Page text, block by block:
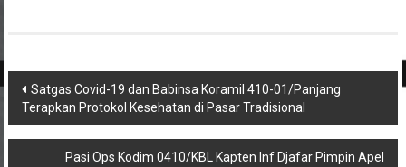
Navigasi
pos
Satgas Covid-19 dan Babinsa Koramil 410-01/Panjang
Terapkan Protokol Kesehatan di Pasar Tradisional
Pasi Ops Kodim 0410/KBL Kapten Inf Djafar Pimpin Apel